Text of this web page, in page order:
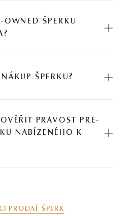
OWNED ŠPERKU
ŠPERKU?
PRAVOST PRE-
NABÍZENÉHO K
PRODAŤ ŠPERK